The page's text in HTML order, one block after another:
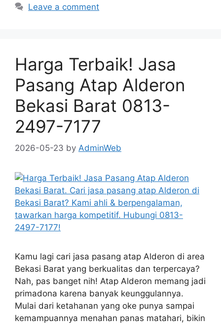
Leave a comment
Harga Terbaik! Jasa
Pasang Atap Alderon
Bekasi Barat 0813-
2497-7177
2026-05-23 by AdminWeb
Kamu lagi cari jasa pasang atap Alderon di area
Bekasi Barat yang berkualitas dan terpercaya?
Nah, pas banget nih! Atap Alderon memang jadi
primadona karena banyak keunggulannya.
Mulai dari ketahanan yang oke punya sampai
kemampuannya menahan panas matahari, bikin